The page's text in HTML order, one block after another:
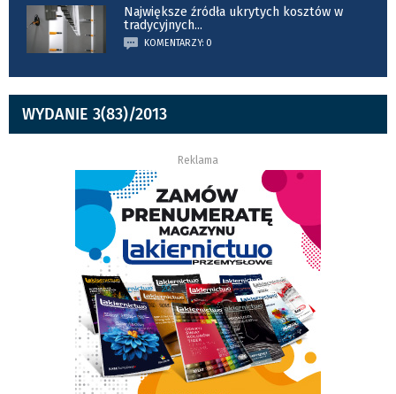
Największe źródła ukrytych kosztów w
tradycyjnych...
KOMENTARZY: 0
WYDANIE 3(83)/2013
Reklama